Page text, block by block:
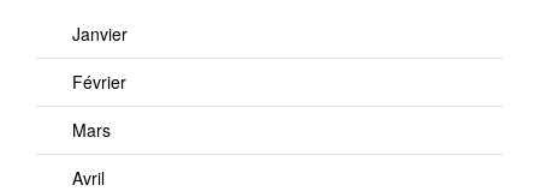
Janvier
Février
Mars
Avril